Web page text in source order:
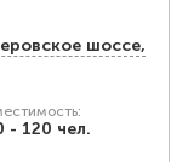
шоссе,
- 120 чел.